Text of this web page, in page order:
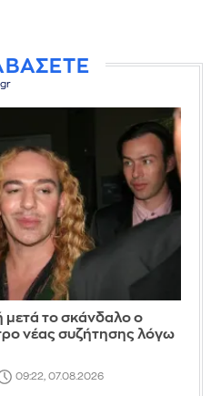
μετά το σκάνδαλο ο
νέας συζήτησης λόγω
09:22, 07.08.2026